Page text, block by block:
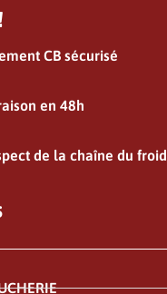
CB sécurisé
en 48h
de la chaîne du froid